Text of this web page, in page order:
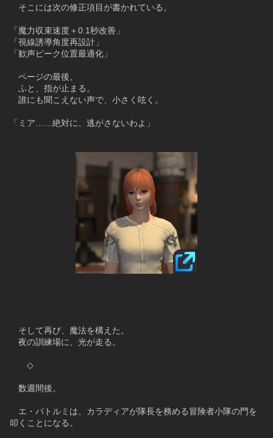
そこには次の修正項目が書かれている。
「魔力収束速度＋0.1秒改善」
「視線誘導角度再設計」
「歓声ピーク位置最適化」
ページの最後。
ふと、指が止まる。
誰にも聞こえない声で、小さく呟く。
「ミア……絶対に、逃がさないわよ」
そして再び、魔法を構えた。
夜の訓練場に、光が走る。
◇
数週間後。
エ・パトルミは、カラディアが隊長を務める冒険者小隊の門を
叩くことになる。